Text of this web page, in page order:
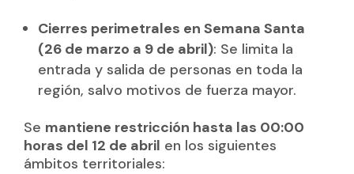
Cierres perimetrales en Semana Santa
(26 de marzo a 9 de abril): Se limita la
entrada y salida de personas en toda la
región, salvo motivos de fuerza mayor.
Se mantiene restricción hasta las 00:00
horas del 12 de abril en los siguientes
ámbitos territoriales: